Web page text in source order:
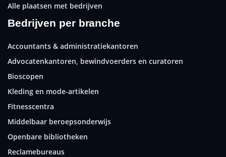
Alle plaatsen met bedrijven
Bedrijven per branche
Accountants & administratiekantoren
Advocatenkantoren, bewindvoerders en curatoren
Bioscopen
Kleding en mode-artikelen
Fitnesscentra
Middelbaar beroepsonderwijs
Openbare bibliotheken
Reclamebureaus